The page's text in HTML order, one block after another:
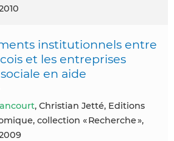
institutionnels entre
et les entreprises
en aide
, Christian Jetté, Editions
collection « Recherche »,